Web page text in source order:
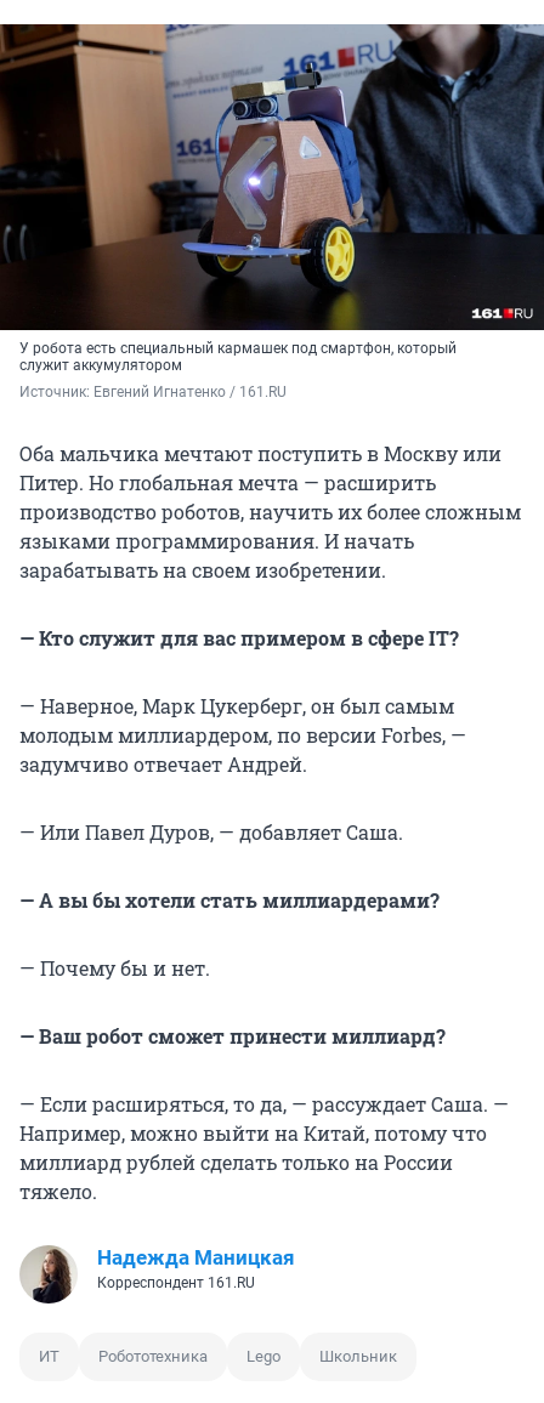
У робота есть специальный кармашек под смартфон, который
служит аккумулятором
Источник: Евгений Игнатенко / 161.RU
Оба мальчика мечтают поступить в Москву или
Питер. Но глобальная мечта — расширить
производство роботов, научить их более сложным
языками программирования. И начать
зарабатывать на своем изобретении.
— Кто служит для вас примером в сфере IT?
— Наверное, Марк Цукерберг, он был самым
молодым миллиардером, по версии Forbes, —
задумчиво отвечает Андрей.
— Или Павел Дуров, — добавляет Саша.
— А вы бы хотели стать миллиардерами?
— Почему бы и нет.
— Ваш робот сможет принести миллиард?
— Если расширяться, то да, — рассуждает Саша. —
Например, можно выйти на Китай, потому что
миллиард рублей сделать только на России
тяжело.
Надежда Маницкая
Корреспондент 161.RU
ИТ Робототехника Lego Школьник